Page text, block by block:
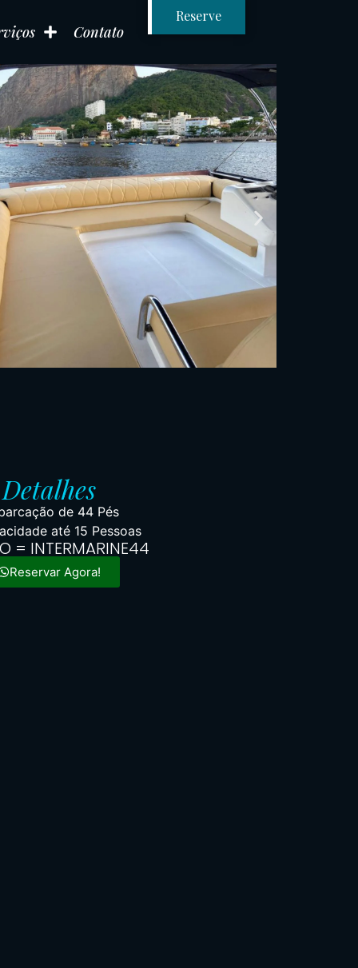
Contato
Reserve
Detalhes
de 44 Pés
até 15 Pessoas
= INTERMARINE44
Reservar Agora!